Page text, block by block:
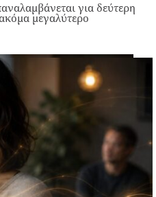
για δεύτερη
μεγαλύτερο